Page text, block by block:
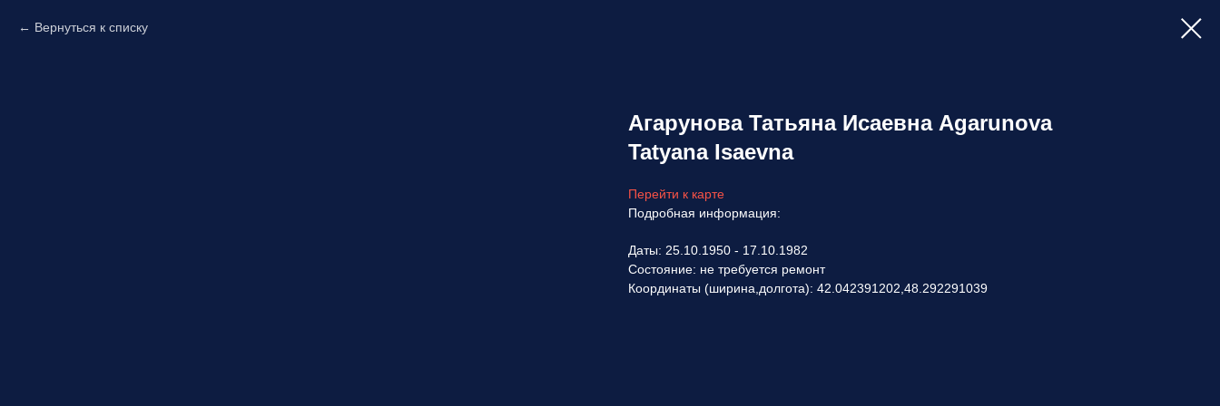
Вернуться к списку
Агарунова Татьяна Исаевна Agarunova
Tatyana Isaevna
Перейти к карте
Подробная информация:
Даты: 25.10.1950 - 17.10.1982
Состояние: не требуется ремонт
Координаты (ширина,долгота): 42.042391202,48.292291039